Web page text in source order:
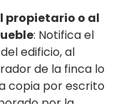
propietario o al
: Notifica el
edificio, al
de la finca lo
copia por escrito